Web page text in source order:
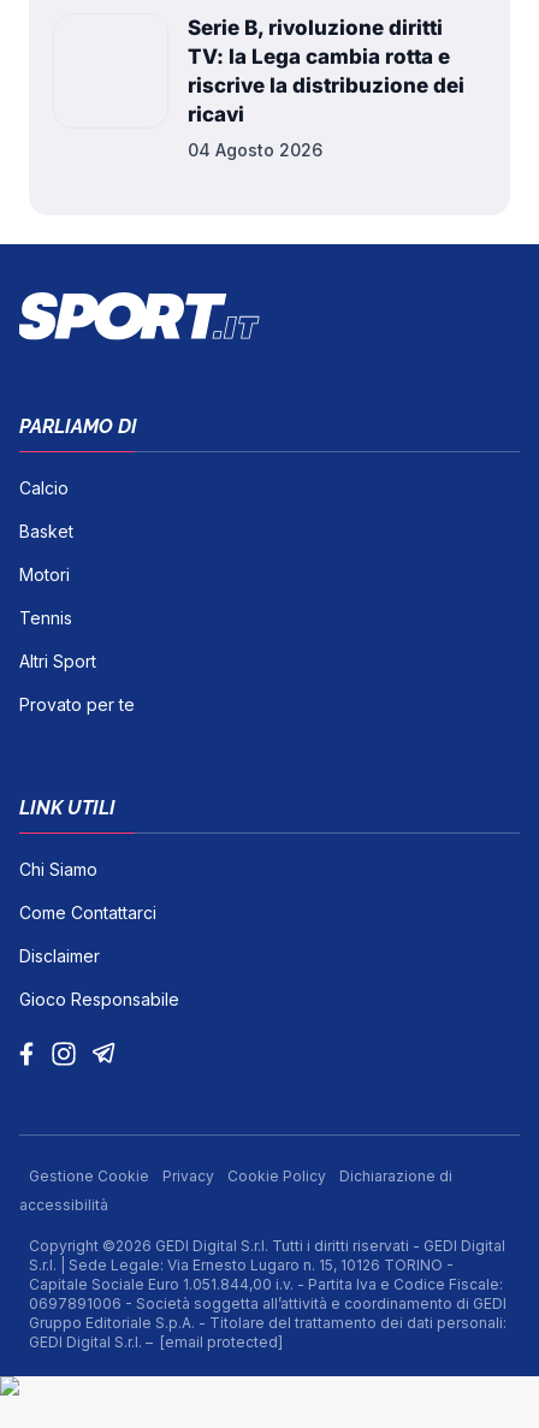
Serie B, rivoluzione diritti
TV: la Lega cambia rotta e
riscrive la distribuzione dei
ricavi
04 Agosto 2026
PARLIAMO DI
Calcio
Basket
Motori
Tennis
Altri Sport
Provato per te
LINK UTILI
Chi Siamo
Come Contattarci
Disclaimer
Gioco Responsabile
Gestione Cookie Privacy Cookie Policy
Dichiarazione di
accessibilità
Copyright ©2026 GEDI Digital S.r.l. Tutti i diritti riservati - GEDI Digital
S.r.l. | Sede Legale: Via Ernesto Lugaro n. 15, 10126 TORINO -
Capitale Sociale Euro 1.051.844,00 i.v. - Partita Iva e Codice Fiscale:
0697891006 - Società soggetta all’attività e coordinamento di GEDI
Gruppo Editoriale S.p.A. - Titolare del trattamento dei dati personali:
GEDI Digital S.r.l. – [email protected]